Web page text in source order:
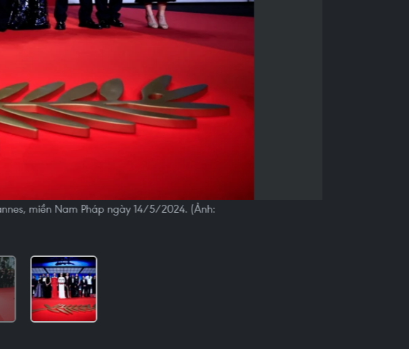
miền Nam Pháp ngày 14/5/2024. (Ảnh: